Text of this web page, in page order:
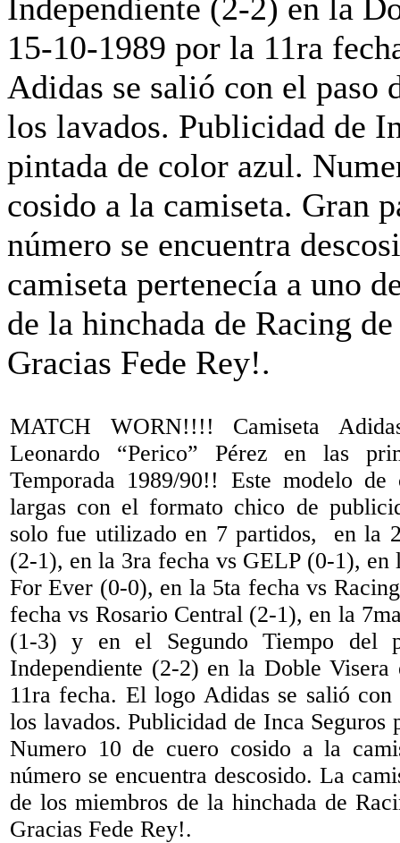
MATCH WORN!!!! Camiseta
Leonardo “Perico” Pérez en las
Temporada 1989/90!! Este modelo de
largas con el formato chico de
solo fue utilizado en 7 partidos, en la
(2-1), en la 3ra fecha vs GELP (0-1), en
For Ever (0-0), en la 5ta fecha vs
fecha vs Rosario Central (2-1), en la
(1-3) y en el Segundo Tiempo del
Independiente (2-2) en la Doble
11ra fecha. El logo Adidas se salió
los lavados. Publicidad de Inca Seguros
Numero 10 de cuero cosido a la
número se encuentra descosido. La
de los miembros de la hinchada de
Gracias Fede Rey!.